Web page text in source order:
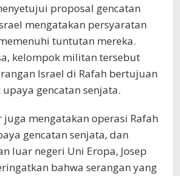
proposal gencatan
mengatakan persyaratan
tuntutan mereka.
kelompok militan tersebut
Israel di Rafah bertujuan
gencatan senjata.
mengatakan operasi Rafah
gencatan senjata, dan
luar negeri Uni Eropa, Josep
bahwa serangan yang